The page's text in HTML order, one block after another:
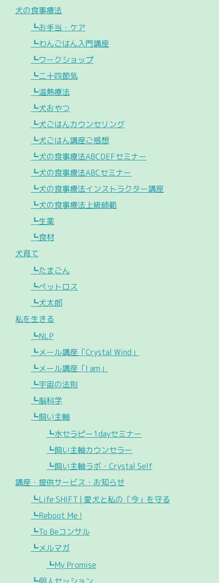
犬の食事療法
┗お手当・ケア
┗わんごはん入門講座
┗ワークショップ
┗二十四節気
┗温熱療法
┗犬おやつ
┗犬ごはんカウンセリング
┗犬ごはん講座ご感想
┗犬の食事療法ABCDEFセミナー
┗犬の食事療法ABCセミナー
┗犬の食事療法インストラクター講座
┗犬の食事療法上級師範
┗生薬
┗食材
犬育て
┗たまごん
┗ペットロス
┗犬太郎
私を生きる
┗NLP
┗メール講座「Crystal Wind」
┗メール講座「I am」
┗宇宙の法則
┗脳科学
┗飼い主軸
┗水セラピー1dayセミナー
┗飼い主軸カウンセラー
┗飼い主軸ラボ・Crystal Self
講座・提供サービス・お知らせ
┗Life SHIFT | 愛犬と私の「今」を守る
┗Reboot Me !
┗To Beコンサル
┗メルマガ
┗My Promise